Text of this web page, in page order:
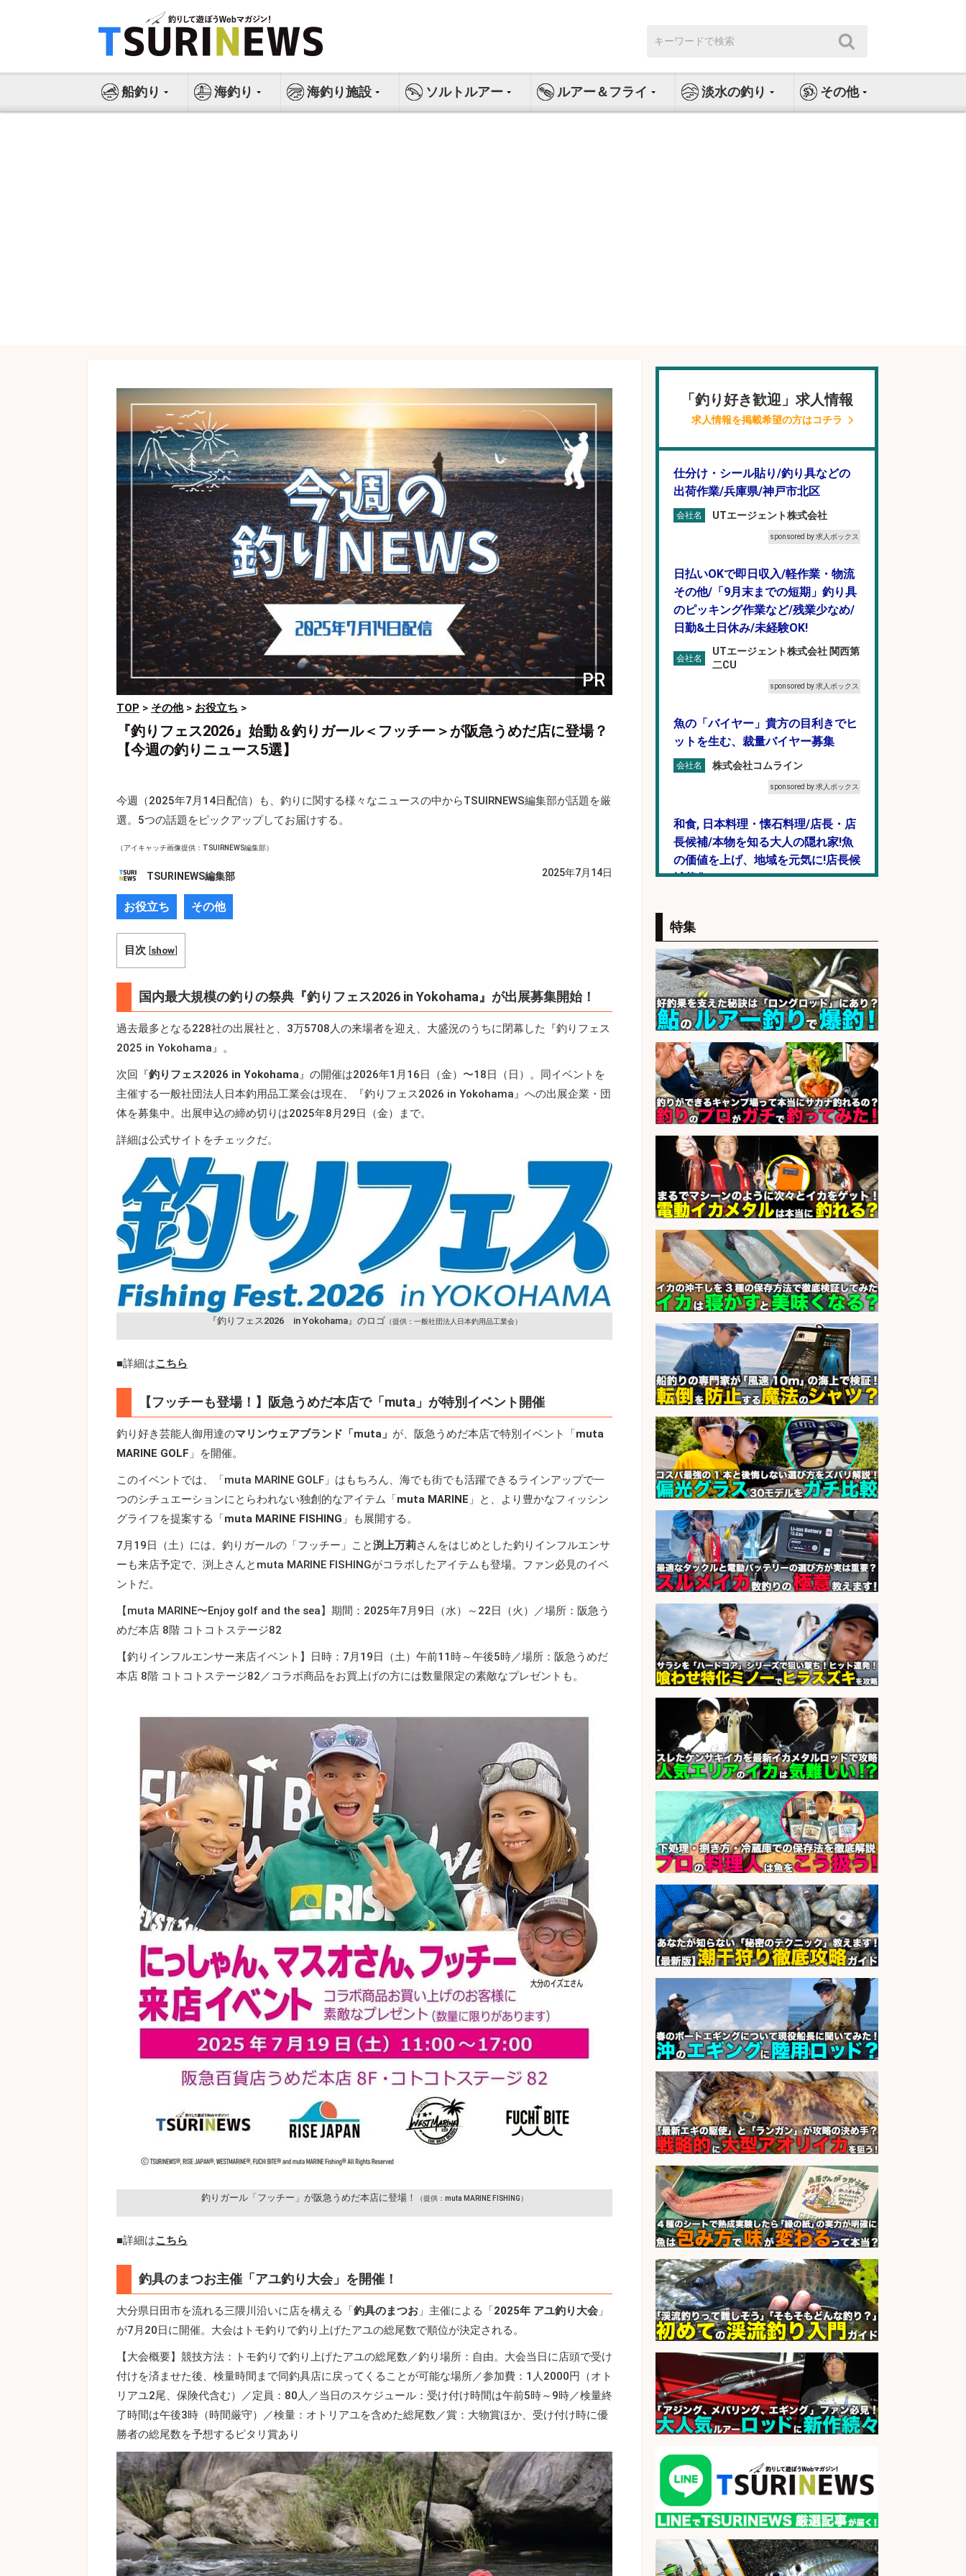
ス
索:
船釣り 海釣り 海釣り施設 ソルトルアー ルアー＆フライ 淡水の釣り その他
PR
TOP > その他> お役立ち >
『釣りフェス2026』始動＆釣りガール＜フッチー＞が阪急うめだ店に登場？
【今週の釣りニュース5選】
今週（2025年7月14日配信）も、釣りに関する様々なニュースの中からTSUIRNEWS編集部が話題を厳
選。5つの話題をピックアップしてお届けする。
（アイキャッチ画像提供：TSUIRNEWS編集部）
TSURINEWS編集部 2025年7月14日
お役立ち その他
目次 [show]
国内最大規模の釣りの祭典『釣りフェス2026 in Yokohama』が出展募集開始！
過去最多となる228社の出展社と、3万5708人の来場者を迎え、大盛況のうちに閉幕した『釣りフェス
2025 in Yokohama』。
次回『釣りフェス2026 in Yokohama』の開催は2026年1月16日（金）〜18日（日）。同イベントを
主催する一般社団法人日本釣用品工業会は現在、『釣りフェス2026 in Yokohama』への出展企業・団
体を募集中。出展申込の締め切りは2025年8月29日（金）まで。
詳細は公式サイトをチェックだ。
『釣りフェス2026 in Yokohama』のロゴ （提供：一般社団法人日本釣用品工業会）
■詳細はこちら
【フッチーも登場！】阪急うめだ本店で「muta」が特別イベント開催
釣り好き芸能人御用達のマリンウェアブランド「muta」 が、阪急うめだ本店で特別イベント「muta
MARINE GOLF 」を開催。
このイベントでは、「muta MARINE GOLF」はもちろん、海でも街でも活躍できるラインアップで一
つのシチュエーションにとらわれない独創的なアイテム「muta MARINE 」と、より豊かなフィッシン
グライフを提案する「muta MARINE FISHING 」も展開する。
7月19日（土）には、釣りガールの「フッチー」こと渕上万莉さんをはじめとした釣りインフルエンサ
ーも来店予定で、渕上さんとmuta MARINE FISHINGがコラボしたアイテムも登場。ファン必見のイベ
ントだ。
【muta MARINE〜Enjoy golf and the sea】期間：2025年7月9日（水）～22日（火）／場所：阪急う
めだ本店 8階 コトコトステージ82
【釣りインフルエンサー来店イベント】日時：7月19日（土）午前11時～午後5時／場所：阪急うめだ
本店 8階 コトコトステージ82​​​​​​／コラボ商品をお買上げの方には数量限定の素敵なプレゼントも。
釣りガール「フッチー」が阪急うめだ本店に登場！ （提供：muta MARINE FISHING）
■詳細はこちら
釣具のまつお主催「アユ釣り大会」を開催！
大分県日田市を流れる三隈川沿いに店を構える「釣具のまつお 」主催による「2025年 アユ釣り大会 」
が7月20日に開催。大会はトモ釣りで釣り上げたアユの総尾数で順位が決定される。
【大会概要】競技方法：トモ釣りで釣り上げたアユの総尾数／釣り場所：自由。大会当日に店頭で受け
付けを済ませた後、検量時間まで同釣具店に戻ってくることが可能な場所／参加費：1人2000円（オト
リアユ2尾、保険代含む）／定員：80人／当日のスケジュール：受け付け時間は午前5時～9時／検量終
了時間は午後3時（時間厳守）／検量：オトリアユを含めた総尾数／賞：大物賞ほか、受け付け時に優
勝者の総尾数を予想するピタリ賞あり
「釣り好き歓迎」求人情報
求人情報を掲載希望の方はコチラ
仕分け・シール貼り/釣り具などの
出荷作業/兵庫県/神戸市北区
会社名 UTエージェント株式会社
sponsored by 求人ボックス
日払いOKで即日収入/軽作業・物流
その他/「9月末までの短期」釣り具
のピッキング作業など/残業少なめ/
日勤&土日休み/未経験OK!
会社名
UTエージェント株式会社 関西第
二CU
sponsored by 求人ボックス
魚の「バイヤー」貴方の目利きでヒ
ットを生む、裁量バイヤー募集
会社名 株式会社コムライン
sponsored by 求人ボックス
和食, 日本料理・懐石料理/店長・店
長候補/本物を知る大人の隠れ家!魚
の価値を上げ、地域を元気に!店長候
補募集
釣り具などの出荷作業～～/工場/製
造
会社名 UTグループ株式会社
sponsored by 求人ボックス
精肉・青果・鮮魚販売/「志布志
市」お魚のカットや商品の陳列スタ
ッフ/志布志市/「時給1,150円〜」/
未経験歓迎×残業少なめ×車通勤OK/
鹿児島県
会社名 株式会社ホットスタッフ鹿児島
sponsored by 求人ボックス
精肉・青果・鮮魚販売/「志布志
市」「時給1,150円〜」志布志市で
お魚のカットや商品の陳列業務/時
間選べる×未経験歓迎×残業少なめ/
鹿児島県/志布志市
会社名 株式会社ホットスタッフ鹿児島
sponsored by 求人ボックス
日払いOKで即日収入/ライン作業員/
「堺市堺区」「時給1,600円」堺市
堺区の工場で自転車部品や釣り具の
組立/入社祝金10万円/未経験歓迎・
土日祝休みで年間休日126日・日払
いOK/大阪府
会社名
パーソルファクトリーパートナ
ーズ株式会社
sponsored by 求人ボックス
和食, 日本料理・懐石料理/店長・店
長候補/ライブ感が満載!魚の価値を
上げ、食とエンタメで地域を元気に!
店長候補募集
会社名
魚と肴 いとおかし 魚と肴 いとお
かし
sponsored by 求人ボックス
日払いOKで即日収入/製造スタッフ/
「堺市堺区」「時給1,600円」入社
祝金10万円/自転車部品や釣り具の
組立/堺市堺区の工場/未経験歓迎
会社名
パーソルファクトリーパートナ
ーズ株式会社
sponsored by 求人ボックス
さらに求人情報を見る
特集